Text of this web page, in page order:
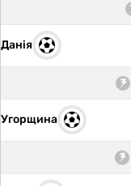
Данія
Угорщина